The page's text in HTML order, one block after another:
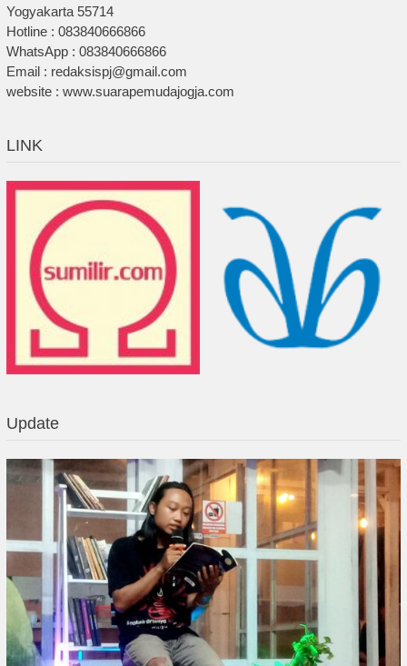
Yogyakarta 55714
Hotline : 083840666866
WhatsApp : 083840666866
Email : redaksispj@gmail.com
website : www.suarapemudajogja.com
LINK
Update